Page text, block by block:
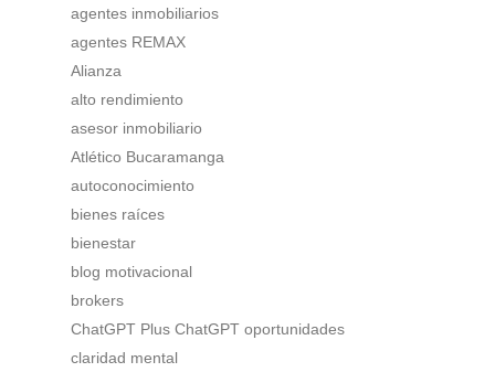
agentes inmobiliarios
agentes REMAX
Alianza
alto rendimiento
asesor inmobiliario
Atlético Bucaramanga
autoconocimiento
bienes raíces
bienestar
blog motivacional
brokers
ChatGPT Plus ChatGPT oportunidades
claridad mental